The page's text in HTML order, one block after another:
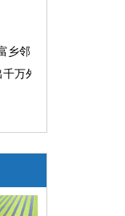
乡邻
万外贸大生意